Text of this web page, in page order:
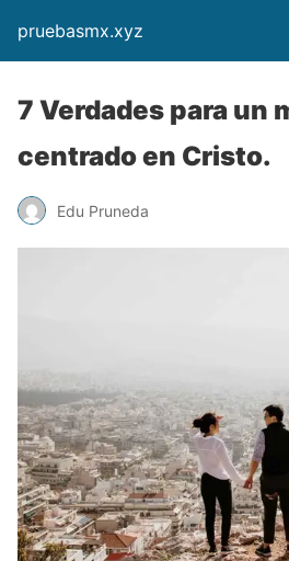
pruebasmx.xyz
7 Verdades para un
centrado en Cristo.
Edu Pruneda